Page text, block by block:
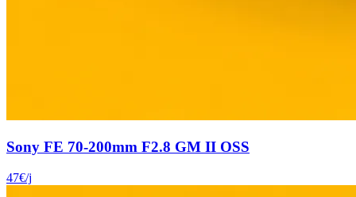
Sony FE 70-200mm F2.8 GM II OSS
47€/j